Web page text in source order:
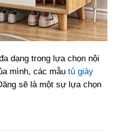
dạng trong lựa chọn nội
mình, các mẫu tủ giày
sẽ là một sự lựa chọn